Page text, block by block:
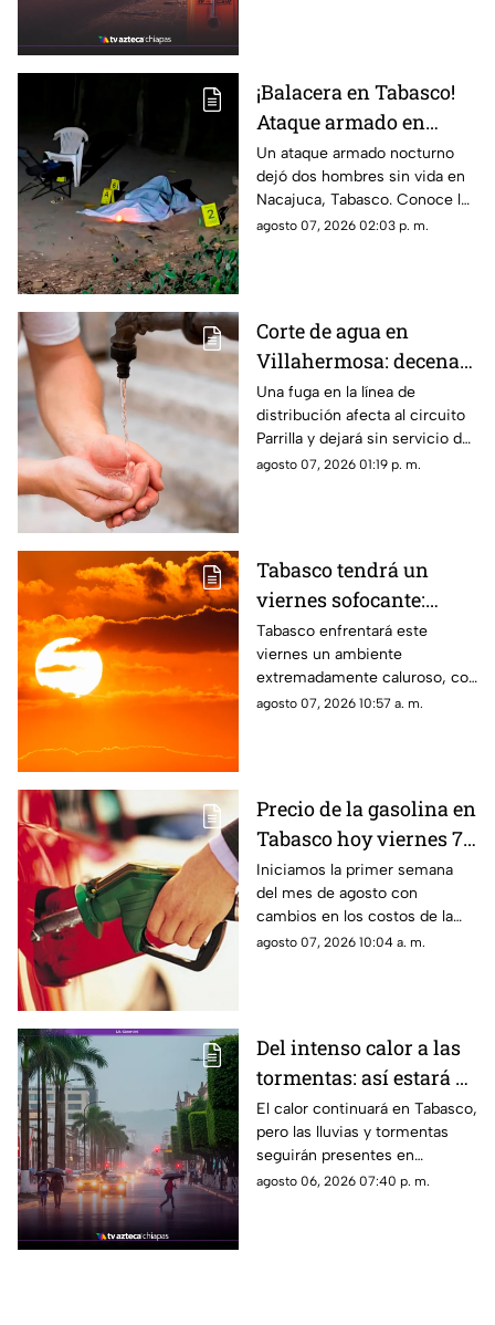
¡Balacera en Tabasco!
Ataque armado en
Nacajuca deja dos
muertos; esto se sabe
Un ataque armado nocturno
dejó dos hombres sin vida en
Nacajuca, Tabasco. Conoce los
detalles que se conocen del
agosto 07, 2026 02:03 p. m.
Corte de agua en
Villahermosa: decenas
de colonias se quedan
sin agua hoy viernes
Una fuga en la línea de
distribución afecta al circuito
Parrilla y dejará sin servicio de
agua a diversas colonias y
agosto 07, 2026 01:19 p. m.
Tabasco tendrá un
viernes sofocante:
temperatura superará
los 35 °C y sensación
llegará a 40 °C
Tabasco enfrentará este
viernes un ambiente
extremadamente caluroso, con
temperaturas superiores a 35
agosto 07, 2026 10:57 a. m.
Precio de la gasolina en
Tabasco hoy viernes 7
agosto: costos de
Magna, Premium y
Diésel
Iniciamos la primer semana
del mes de agosto con
cambios en los costos de la
gasolina en Tabasco, antes de
agosto 07, 2026 10:04 a. m.
Del intenso calor a las
tormentas: así estará el
clima en Tabasco este
viernes 7 de agosto
El calor continuará en Tabasco,
pero las lluvias y tormentas
seguirán presentes en
distintas regiones. Consulta el
agosto 06, 2026 07:40 p. m.